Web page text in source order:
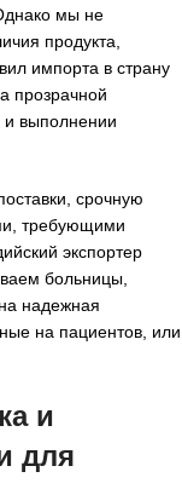
мы не
продукта,
импорта в страну
прозрачной
и выполнении
срочную
требующими
экспортер
больницы,
надежная
на пациентов, или
и
для